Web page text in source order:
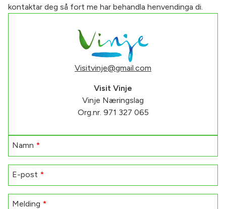
kontaktar deg så fort me har behandla henvendinga di.
Visitvinje@gmail.com
Visit Vinje
Vinje Næringslag
Org.nr. 971 327 065
Namn *
E-post *
Melding *